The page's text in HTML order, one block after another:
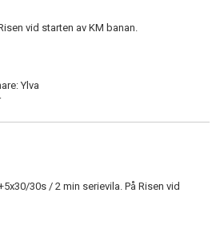
vid starten av KM banan.
Ylva
30s / 2 min serievila. På Risen vid